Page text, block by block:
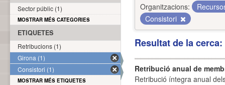
Organitzacions:
Consistori
Resultat de la
Retribució anual de
Retribució íntegra anual
Sector públic (1)
MOSTRAR MÉS CATEGORIES
ETIQUETES
Retribucions (1)
Girona (1)
Consistori (1)
MOSTRAR MÉS ETIQUETES